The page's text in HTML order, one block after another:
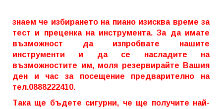
знаем че избирането на пиано изисква време за
тест и преценка на инструмента. За да имате
възможност да изпробвате нашите
инструменти и да се насладите на
възможностите им, моля резервирайте Вашия
ден и час за посещение предварително на
тел.0888222410.
Така ще бъдете сигурни, че ще получите най-